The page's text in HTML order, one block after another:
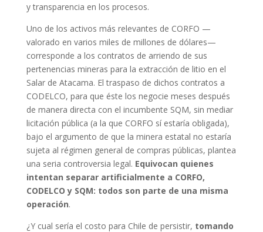
y transparencia en los procesos.
Uno de los activos más relevantes de CORFO —
valorado en varios miles de millones de dólares—
corresponde a los contratos de arriendo de sus
pertenencias mineras para la extracción de litio en el
Salar de Atacama. El traspaso de dichos contratos a
CODELCO, para que éste los negocie meses después
de manera directa con el incumbente SQM, sin mediar
licitación pública (a la que CORFO sí estaría obligada),
bajo el argumento de que la minera estatal no estaría
sujeta al régimen general de compras públicas, plantea
una seria controversia legal. Equivocan quienes
intentan separar artificialmente a CORFO,
CODELCO y SQM: todos son parte de una misma
operación.
¿Y cual sería el costo para Chile de persistir, tomando